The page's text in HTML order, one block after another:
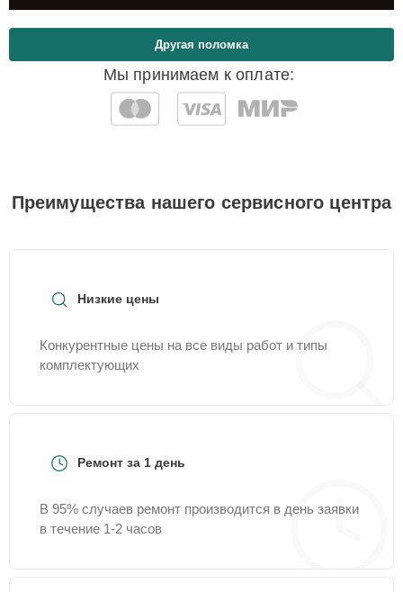
Мы принимаем к оплате:
Другая поломка
Преимущества нашего сервисного центра
Низкие цены
Конкурентные цены на все виды работ и типы
комплектующих
Ремонт за 1 день
В 95% случаев ремонт производится в день заявки
в течение 1-2 часов